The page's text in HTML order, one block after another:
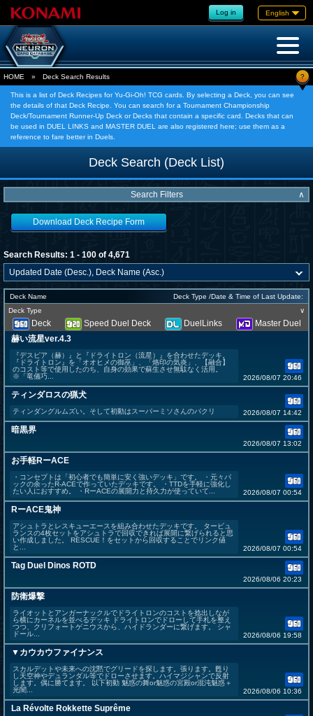
Log in English
HOME » Deck Search Results ?
This is a list of Deck Recipes for Yu-Gi-Oh! TCG cards. By selecting a Deck, you can see
the details of that Deck Recipe. You can search for a Tournament Championship
Deck/Tournament Runner-Up Deck or Decks that contain a specific card. Decks that can
be used in DUEL LINKS and MASTER DUEL are also registered here; use them as a
reference to fare better in Duels.
Deck Search (Deck List)
Search Filters ∧
Download Deck Recipe Form
Search Results: 1 - 100 of 4,671
Deck Name
Deck Type /Date & Time of Last Update:
Deck Type
∨
Deck Speed Duel Deck DuelLinks
Master Duel
赫い流星ver.4.3
『デスピア（赫）』と『ドライトロン（流星）』を合わせたデッキ。
『ドライトロン』を「オオヒメの御巫」、「烙印の気炎」、【融合】
のコスト等で使用したのち、自身の効果で蘇生させ無駄なく活用。
※「竜儀巧...
2026/08/07 20:46
ティンダロスの猟犬
ティンダングルムズい。そして初動はスーパーミソさんのパクリ 2026/08/07 14:42
暗黒界
2026/08/07 13:02
お手軽RーACE
・コンセプトは「初心者でも簡単に安く強いデッキ」です。 ・元々パ
ックの余ったR-ACEで作っていたデッキです。 ・TTDを手軽に強化し
たい人におすすめ。 ・RーACEの展開力と持久力が使っていて...
2026/08/07 00:54
RーACE鬼神
アシュトラとレスキューエースを組み合わせたデッキです。 タービュ
ランスの4枚セットをアシュトラで回収できれば展開に繋げられると思
い作成しました。 RESCUE！をセットから回収することでリンク値
と...
2026/08/07 00:54
Tag Duel Dinos ROTD
2026/08/06 20:23
防衛爆撃
ライオットとアンガーナックルでドライトロンのコストを捻出しなが
ら横にカーネルを並べるデッキ ドライトロンでドローして手札を整え
つつ、クリフォートゲニウスから、ハイドランダーに繋げます。 シャ
ドール...
2026/08/06 19:58
▼カウカウファイナンス
スカルデットや未来への沈黙でグリードを探します。張ります。甦り
し天空神やデュランダル等でドローさせます。ハイマジシャンで反射
します。偶に勝てます。 以下初動 魅惑の舞or魅惑の宮殿or混沌魅惑＋
光闇...
2026/08/06 10:36
La Révolte Rokkette Suprême